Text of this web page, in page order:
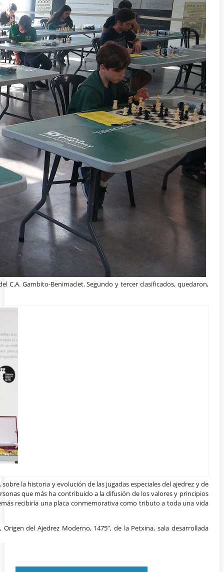
C.A. Gambito-Benimaclet. Segundo y tercer clasificados, quedaron,
la historia y evolución de las jugadas especiales del ajedrez y de
que más ha contribuido a la difusión de los valores y principios
recibiría una placa conmemorativa como tributo a toda una vida
del Ajedrez Moderno, 1475”, de la Petxina, sala desarrollada